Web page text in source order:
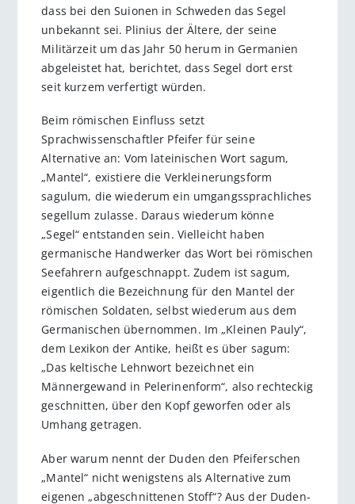
dass bei den Suionen in Schweden das Segel
unbekannt sei. Plinius der Ältere, der seine
Militärzeit um das Jahr 50 herum in Germanien
abgeleistet hat, berichtet, dass Segel dort erst
seit kurzem verfertigt würden.
Beim römischen Einfluss setzt
Sprachwissenschaftler Pfeifer für seine
Alternative an: Vom lateinischen Wort sagum,
„Mantel“, existiere die Verkleinerungsform
sagulum, die wiederum ein umgangssprachliches
segellum zulasse. Daraus wiederum könne
„Segel“ entstanden sein. Vielleicht haben
germanische Handwerker das Wort bei römischen
Seefahrern aufgeschnappt. Zudem ist sagum,
eigentlich die Bezeichnung für den Mantel der
römischen Soldaten, selbst wiederum aus dem
Germanischen übernommen. Im „Kleinen Pauly“,
dem Lexikon der Antike, heißt es über sagum:
„Das keltische Lehnwort bezeichnet ein
Männergewand in Pelerinenform“, also rechteckig
geschnitten, über den Kopf geworfen oder als
Umhang getragen.
Aber warum nennt der Duden den Pfeiferschen
„Mantel“ nicht wenigstens als Alternative zum
eigenen „abgeschnittenen Stoff“? Aus der Duden-